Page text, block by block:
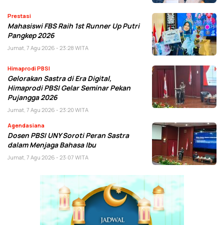
Prestasi
Mahasiswi FBS Raih 1st Runner Up Putri
Pangkep 2026
Jumat, 7 Agu 2026 - 23:28 WITA
Himaprodi PBSI
Gelorakan Sastra di Era Digital,
Himaprodi PBSI Gelar Seminar Pekan
Pujangga 2026
Jumat, 7 Agu 2026 - 23:20 WITA
Agendasiana
Dosen PBSI UNY Soroti Peran Sastra
dalam Menjaga Bahasa Ibu
Jumat, 7 Agu 2026 - 23:07 WITA